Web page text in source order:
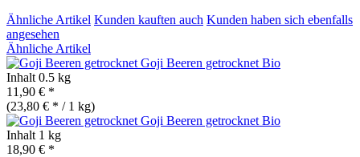
Ähnliche Artikel Kunden kauften auch Kunden haben sich ebenfalls
angesehen
Ähnliche Artikel
Goji Beeren getrocknet Bio
Inhalt 0.5 kg
11,90 € *
(23,80 € * / 1 kg)
Goji Beeren getrocknet Bio
Inhalt 1 kg
18,90 € *